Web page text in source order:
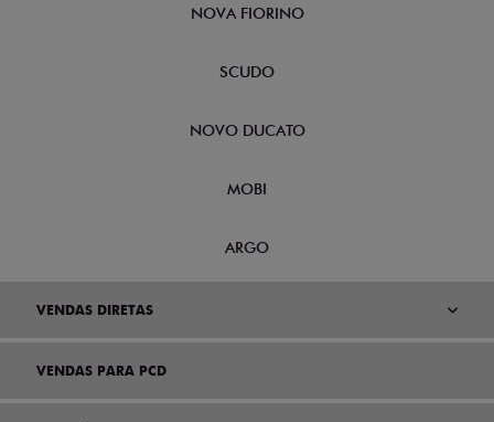
NOVA FIORINO
SCUDO
NOVO DUCATO
MOBI
ARGO
VENDAS DIRETAS
VENDAS PARA PCD